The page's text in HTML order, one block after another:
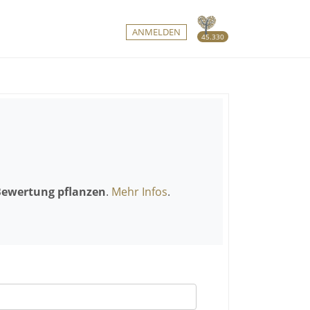
45.330
ANMELDEN
pflanzen. Mehr Infos.